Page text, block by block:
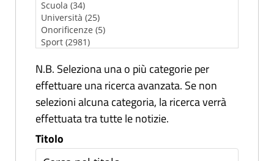
N.B. Seleziona una o più categorie per
effettuare una ricerca avanzata. Se non
selezioni alcuna categoria, la ricerca verrà
effettuata tra tutte le notizie.
Titolo